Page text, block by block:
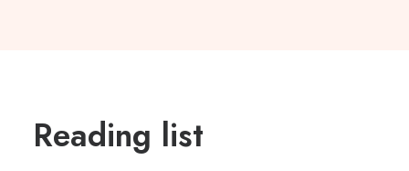
Reading list